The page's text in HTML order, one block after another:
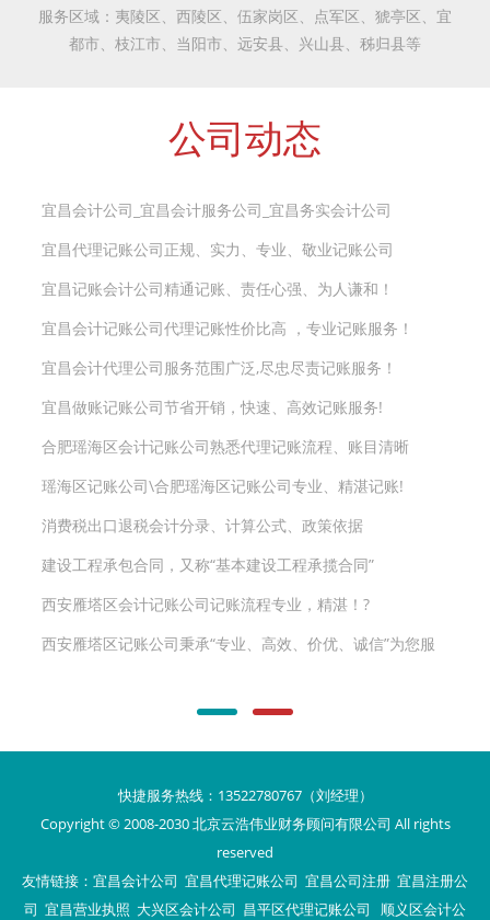
服务区域：夷陵区、西陵区、伍家岗区、点军区、猇亭区、宜
都市、枝江市、当阳市、远安县、兴山县、秭归县等
公司动态
宜昌会计公司_宜昌会计服务公司_宜昌务实会计公司
宜昌代理记账公司正规、实力、专业、敬业记账公司
宜昌记账会计公司精通记账、责任心强、为人谦和！
宜昌会计记账公司代理记账性价比高 ，专业记账服务！
宜昌会计代理公司服务范围广泛,尽忠尽责记账服务！
宜昌做账记账公司节省开销，快速、高效记账服务!
合肥瑶海区会计记账公司熟悉代理记账流程、账目清晰
瑶海区记账公司\合肥瑶海区记账公司专业、精湛记账!
消费税出口退税会计分录、计算公式、政策依据
建设工程承包合同，又称“基本建设工程承揽合同”
西安雁塔区会计记账公司记账流程专业，精湛！?
西安雁塔区记账公司秉承“专业、高效、价优、诚信”为您服
快捷服务热线：13522780767（刘经理）
Copyright © 2008-2030 北京云浩伟业财务顾问有限公司 All rights
reserved
友情链接： 宜昌会计公司 宜昌代理记账公司 宜昌公司注册 宜昌注册公
司 宜昌营业执照 大兴区会计公司 昌平区代理记账公司 顺义区会计公